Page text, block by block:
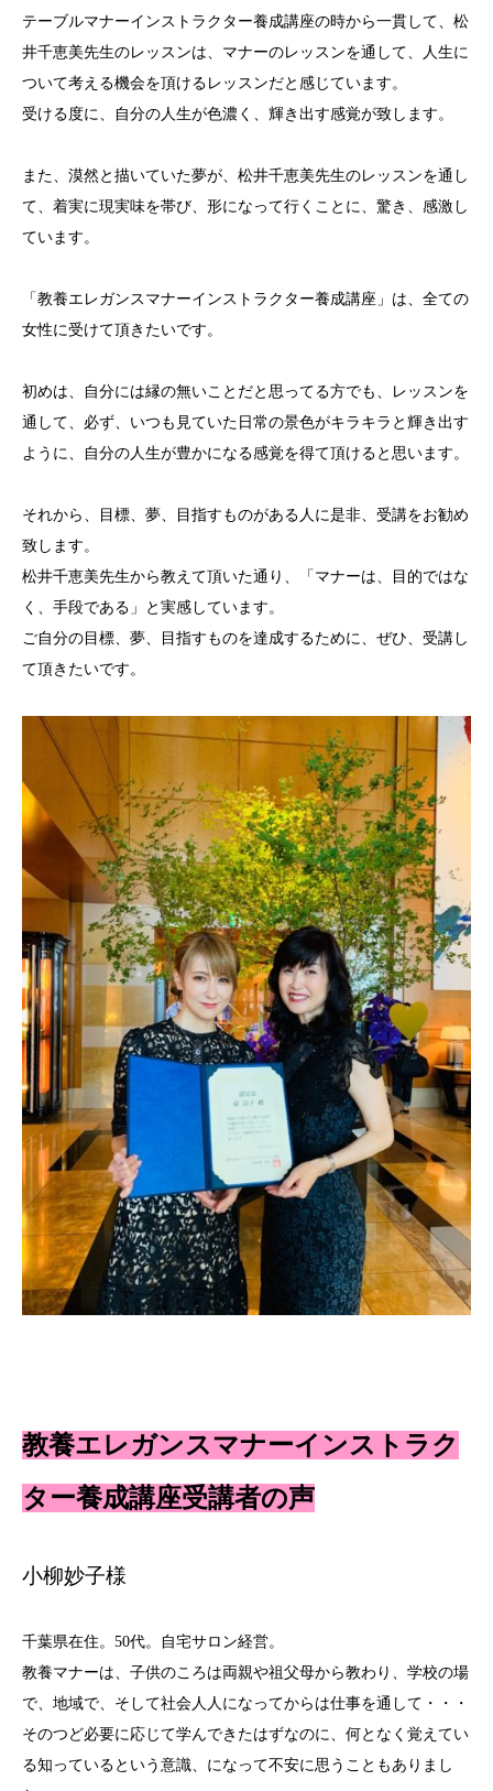
テーブルマナーインストラクター養成講座の時から一貫して、松
井千恵美先生のレッスンは、マナーのレッスンを通して、人生に
ついて考える機会を頂けるレッスンだと感じています。
受ける度に、自分の人生が色濃く、輝き出す感覚が致します。
また、漠然と描いていた夢が、松井千恵美先生のレッスンを通し
て、着実に現実味を帯び、形になって行くことに、驚き、感激し
ています。
「教養エレガンスマナーインストラクター養成講座」は、全ての
女性に受けて頂きたいです。
初めは、自分には縁の無いことだと思ってる方でも、レッスンを
通して、必ず、いつも見ていた日常の景色がキラキラと輝き出す
ように、自分の人生が豊かになる感覚を得て頂けると思います。
それから、目標、夢、目指すものがある人に是非、受講をお勧め
致します。
松井千恵美先生から教えて頂いた通り、「マナーは、目的ではな
く、手段である」と実感しています。
ご自分の目標、夢、目指すものを達成するために、ぜひ、受講し
て頂きたいです。
教養エレガンスマナーインストラク
ター養成講座受講者の声
小柳妙子様
千葉県在住。50代。自宅サロン経営。
教養マナーは、子供のころは両親や祖父母から教わり、学校の場
で、地域で、そして社会人人になってからは仕事を通して・・・
そのつど必要に応じて学んできたはずなのに、何となく覚えてい
る知っているという意識、になって不安に思うこともありまし